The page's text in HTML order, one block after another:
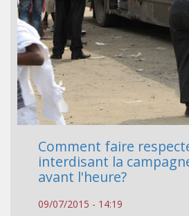
Comment faire
interdisant la
avant l'heure?
09/07/2015 - 14:19